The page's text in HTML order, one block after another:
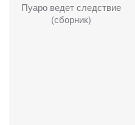
Пуаро ведет следствие
(сборник)